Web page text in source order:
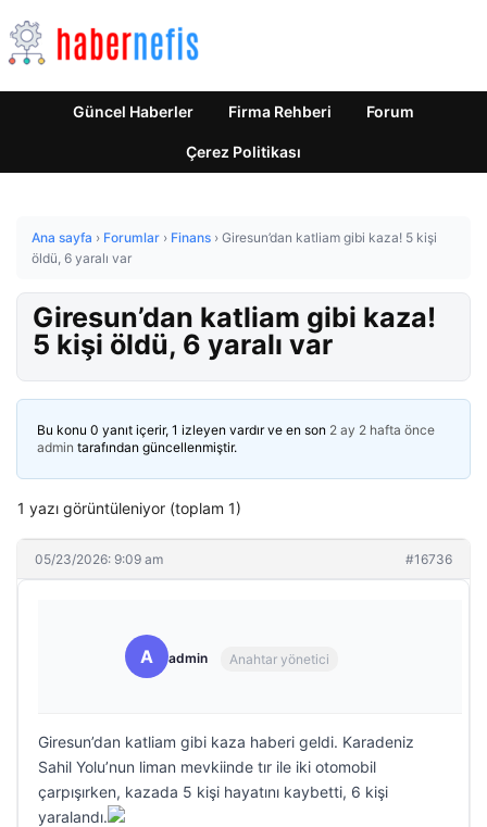
Güncel Haberler Firma Rehberi Forum
Çerez Politikası
Ana sayfa › Forumlar › Finans › Giresun’dan katliam gibi kaza! 5 kişi
öldü, 6 yaralı var
Giresun’dan katliam gibi kaza!
5 kişi öldü, 6 yaralı var
Bu konu 0 yanıt içerir, 1 izleyen vardır ve en son 2 ay 2 hafta önce
admin tarafından güncellenmiştir.
1 yazı görüntüleniyor (toplam 1)
05/23/2026: 9:09 am #16736
A admin Anahtar yönetici
Giresun’dan katliam gibi kaza haberi geldi. Karadeniz
Sahil Yolu’nun liman mevkiinde tır ile iki otomobil
çarpışırken, kazada 5 kişi hayatını kaybetti, 6 kişi
yaralandı.